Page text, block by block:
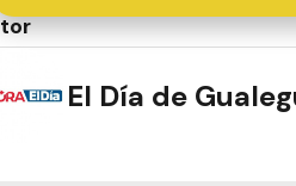
El Día de